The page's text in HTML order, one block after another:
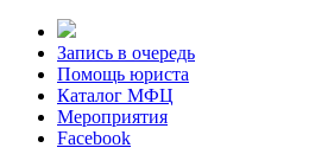
Запись в очередь
Помощь юриста
Каталог МФЦ
Мероприятия
Facebook